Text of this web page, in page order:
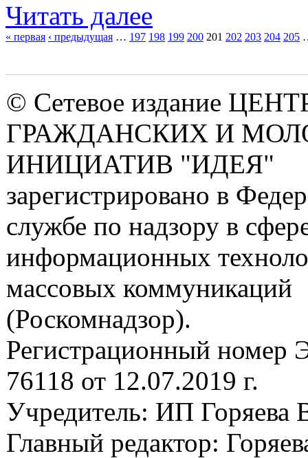
Читать далее
« первая ‹ предыдущая … 197 198 199 200 201 202 203 204 205
© Сетевое издание
ГРАЖДАНСКИХ И
ИНИЦИАТИВ "ИДЕЯ"
зарегистрировано в
службе по надзору в
информационных
массовых коммуникаций
(Роскомнадзор).
Регистрационный
76118 от 12.07.2019 г.
Учредитель: ИП Горяева
Главный редактор: